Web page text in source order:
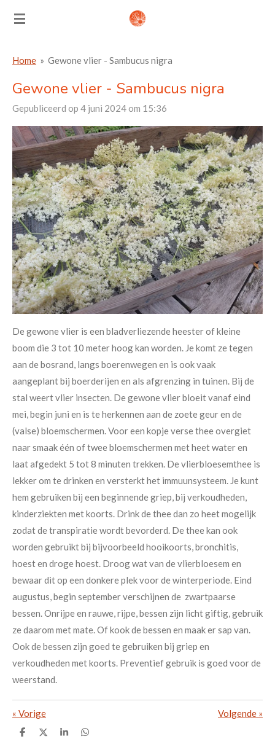
Ga
deHome » Gewone vlier - Sambucus nigra
Gewone vlier - Sambucus nigra
Gepubliceerd op 4 juni 2024 om 15:36
De gewone vlier is een bladverliezende heester of kleine
boom die 3 tot 10 meter hoog kan worden. Je komt ze tegen
aan de bosrand, langs boerenwegen en is ook vaak
aangeplant bij boerderijen en als afgrenzing in tuinen. Bij de
stal weert vlier insecten. De gewone vlier bloeit vanaf eind
mei, begin juni en is te herkennen aan de zoete geur en de
(valse) bloemschermen. Voor een kopje verse thee overgiet
naar smaak één of twee bloemschermen met heet water en
laat afgedekt 5 tot 8 minuten trekken. De vlierbloesemthee is
lekker om te drinken en versterkt het immuunsysteem. Je kunt
hem gebruiken bij een beginnende griep, bij verkoudheden,
kinderziekten met koorts. Drink de thee dan zo heet mogelijk
zodat de transpiratie wordt bevorderd. De thee kan ook
worden gebruikt bij bijvoorbeeld hooikoorts, bronchitis,
hoest en droge hoest. Droog wat van de vlierbloesem en
bewaar dit op een donkere plek voor de winterperiode. Eind
augustus, begin september verschijnen de zwartpaarse
bessen. Onrijpe en rauwe, rijpe, bessen zijn licht giftig, gebruik
ze daarom met mate. Of kook de bessen en maak er sap van.
Ook de bessen zijn goed te gebruiken bij griep en
verkoudheden met koorts. Preventief gebruik is goed voor de
weerstand.
« Vorige Volgende »
D
D
S
D